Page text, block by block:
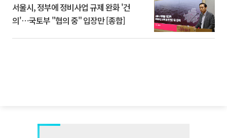
서울시, 정부에 정비사업 규제 완화 '건
의'⋯국토부 "협의 중" 입장만 [종합]